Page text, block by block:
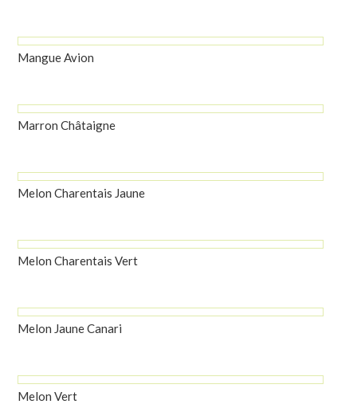
Mangue Avion
Marron Châtaigne
Melon Charentais Jaune
Melon Charentais Vert
Melon Jaune Canari
Melon Vert